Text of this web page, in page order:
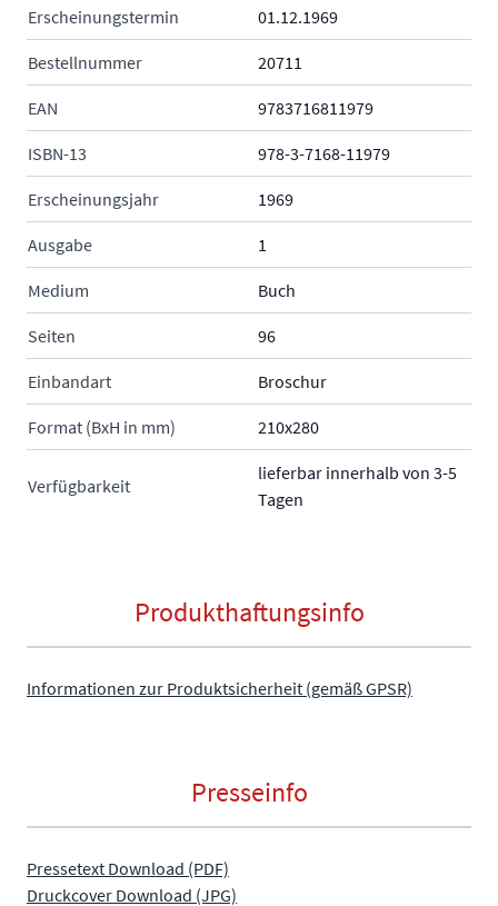
Erscheinungstermin 01.12.1969
Bestellnummer 20711
EAN 9783716811979
ISBN-13 978-3-7168-11979
Erscheinungsjahr 1969
Ausgabe 1
Medium Buch
Seiten 96
Einbandart Broschur
Format (BxH in mm) 210x280
Verfügbarkeit
lieferbar innerhalb von 3-5
Tagen
Produkthaftungsinfo
Informationen zur Produktsicherheit (gemäß GPSR)
Presseinfo
Pressetext Download (PDF)
Druckcover Download (JPG)